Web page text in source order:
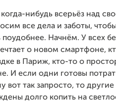
нибудь всерьёз над
все дела и заботы,
Начнём. У всех
о новом смартфоне,
в Париж, кто-то о
И если одни готовы
вот так запросто, то
долго копить на